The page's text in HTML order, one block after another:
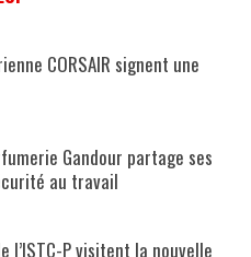
CORSAIR signent une
Gandour partage ses
au travail
l’ISTC-P visitent la nouvelle